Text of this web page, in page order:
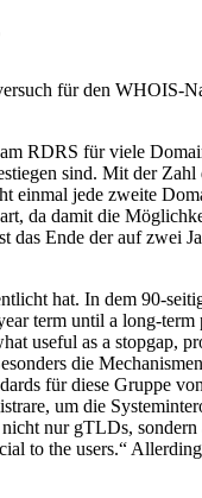
für den WHOIS-
RDRS für viele
sind. Mit der
jede zweite
da damit die
Ende der auf zwei
hat. In dem 90-
term until a long-term
useful as a stopgap,
die
für diese Gruppe
um die
nur gTLDs,
to the users.“